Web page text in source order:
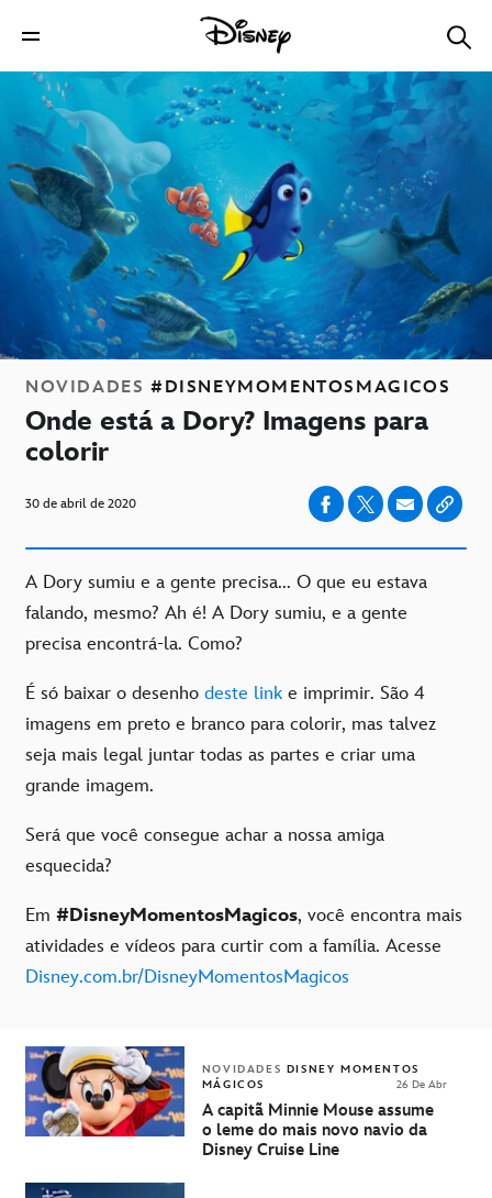
NOVIDADES #DISNEYMOMENTOSMAGICOS
Onde está a Dory? Imagens para
colorir
30 de abril de 2020
A Dory sumiu e a gente precisa... O que eu estava
falando, mesmo? Ah é! A Dory sumiu, e a gente
precisa encontrá-la. Como?
É só baixar o desenho deste link e imprimir. São 4
imagens em preto e branco para colorir, mas talvez
seja mais legal juntar todas as partes e criar uma
grande imagem.
Será que você consegue achar a nossa amiga
esquecida?
Em #DisneyMomentosMagicos, você encontra mais
atividades e vídeos para curtir com a família. Acesse
Disney.com.br/DisneyMomentosMagicos
NOVIDADES DISNEY MOMENTOS
MÁGICOS
26 De Abr
A capitã Minnie Mouse assume
o leme do mais novo navio da
Disney Cruise Line